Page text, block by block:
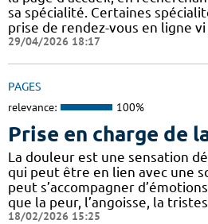
sa spécialité. Certaines
prise de rendez-vous en ligne vi
29/04/2026 18:17
PAGES
relevance: 100%
Prise en charge de
La douleur est une sensation
qui peut être en lien avec une
peut s’accompagner
que la peur, l’angoisse, la
18/02/2026 15:25